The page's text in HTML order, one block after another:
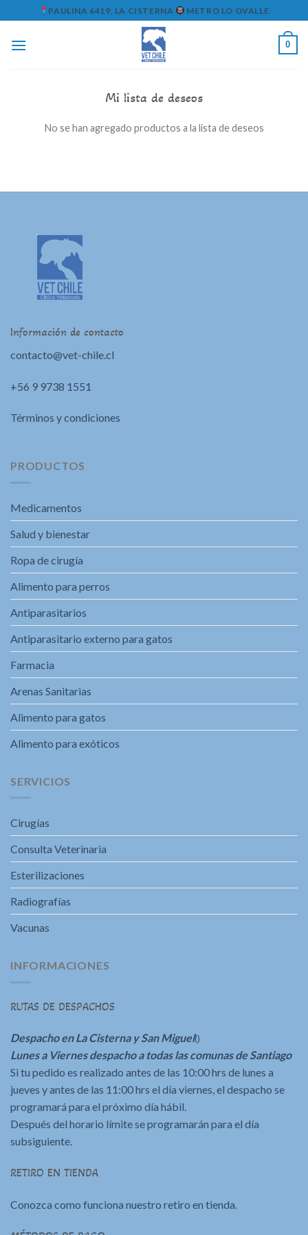
to
content
PAULINA 6419, LA CISTERNA METRO LO OVALLE
0
Mi lista de deseos
No se han agregado productos a la lista de deseos
Información de contacto
contacto@vet-chile.cl
+56 9 9738 1551
Términos y condiciones
PRODUCTOS
Medicamentos
Salud y bienestar
Ropa de cirugía
Alimento para perros
Antiparasitarios
Antiparasitario externo para gatos
Farmacia
Arenas Sanitarias
Alimento para gatos
Alimento para exóticos
SERVICIOS
Cirugías
Consulta Veterinaria
Esterilizaciones
Radiografías
Vacunas
INFORMACIONES
RUTAS DE DESPACHOS
Despacho en La Cisterna y San Miguel()
Lunes a Viernes despacho a todas las comunas de Santiago
Si tu pedido es realizado antes de las 10:00 hrs de lunes a
jueves y antes de las 11:00 hrs el día viernes, el despacho se
programará para el próximo día hábil.
Después del horario límite se programarán para el día
subsiguiente.
RETIRO EN TIENDA
Conozca como funciona nuestro retiro en tienda.